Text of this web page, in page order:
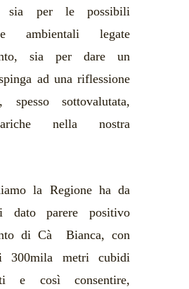
sia per le possibili
ambientali legate
sia per dare un
ad una riflessione
spesso sottovalutata,
nella nostra
la Regione ha da
dato parere positivo
di Cà Bianca, con
300mila metri cubidi
e così consentire,